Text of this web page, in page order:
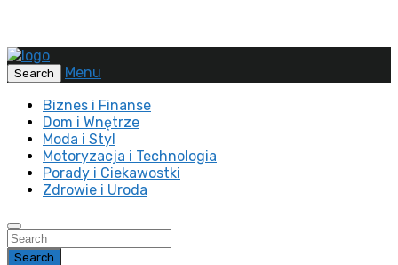
Search
Menu
Biznes i Finanse
Dom i Wnętrze
Moda i Styl
Motoryzacja i Technologia
Porady i Ciekawostki
Zdrowie i Uroda
Search